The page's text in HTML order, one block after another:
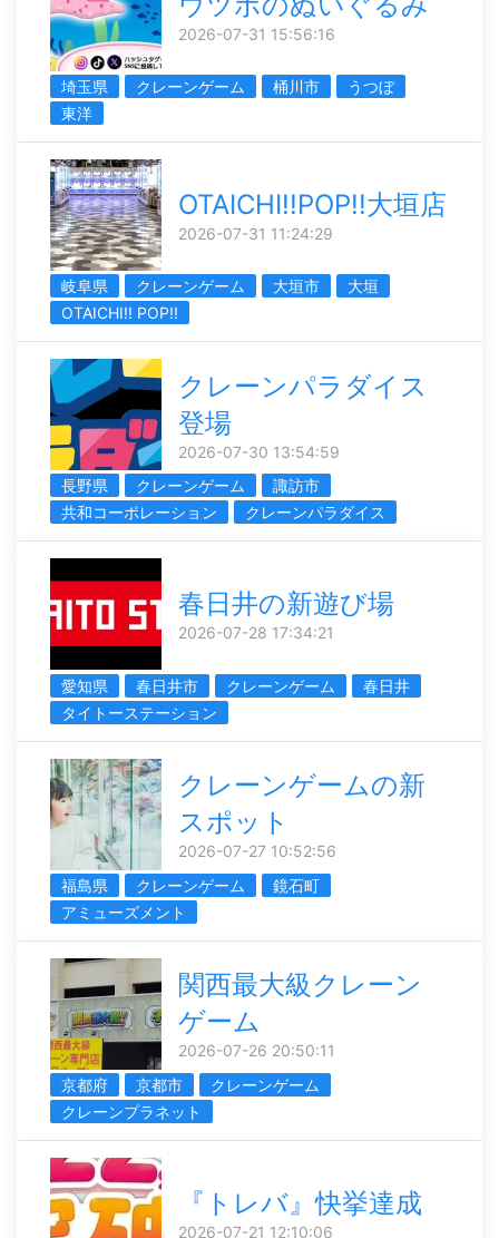
2026-07-31 15:56:16
埼玉県 クレーンゲーム 桶川市
うつぼ
東洋
OTAICHI!!POP!!大垣店
2026-07-31 11:24:29
岐阜県 クレーンゲーム 大垣市
大垣
OTAICHI!! POP!!
クレーンパラダイス
登場
2026-07-30 13:54:59
長野県
クレーンゲーム
諏訪市
共和コーポレーション
クレーンパラダイス
春日井の新遊び場
2026-07-28 17:34:21
愛知県 春日井市 クレーンゲーム
春日井
タイトーステーション
クレーンゲームの新
スポット
2026-07-27 10:52:56
福島県
クレーンゲーム
鏡石町
アミューズメント
関西最大級クレーン
ゲーム
2026-07-26 20:50:11
京都府
京都市
クレーンゲーム
クレーンプラネット
『トレバ』快挙達成
2026-07-21 12:10:06